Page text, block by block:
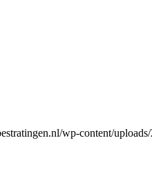
wp-content/